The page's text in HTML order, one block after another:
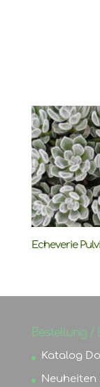
Echeverie
Bestellung /
Katalog
Neuheiten